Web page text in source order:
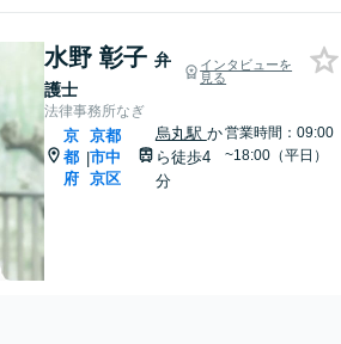
水野 彰子 弁
護士
インタビューを
見る
法律事務所なぎ
京
都
府
|
京都
市中
京区
烏丸駅 か
ら徒歩4
分
営業時間：09:00
~18:00（平日）